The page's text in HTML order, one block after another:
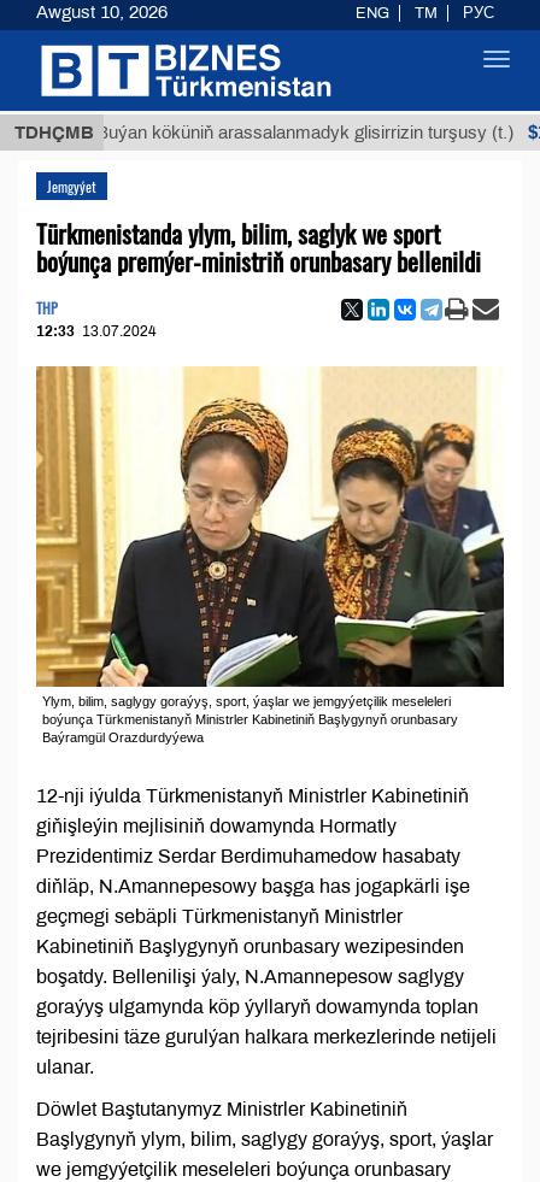
TDHÇMB
Buýan köküniň arassalanmadyk glisirrizin turşusy (t.)
Jemgyýet
Türkmenistanda ylym, bilim, saglyk we sport
boýunça premýer-ministriň orunbasary bellenildi
THP
12:33 13.07.2024
Ylym, bilim, saglygy goraýyş, sport, ýaşlar we jemgyýetçilik meseleleri
boýunça Türkmenistanyň Ministrler Kabinetiniň Başlygynyň orunbasary
Baýramgül Orazdurdyýewa
12-nji iýulda Türkmenistanyň Ministrler Kabinetiniň
giňişleýin mejlisiniň dowamynda Hormatly
Prezidentimiz Serdar Berdimuhamedow hasabaty
diňläp, N.Amannepesowy başga has jogapkärli işe
geçmegi sebäpli Türkmenistanyň Ministrler
Kabinetiniň Başlygynyň orunbasary wezipesinden
boşatdy. Bellenilişi ýaly, N.Amannepesow saglygy
goraýyş ulgamynda köp ýyllaryň dowamynda toplan
tejribesini täze gurulýan halkara merkezlerinde netijeli
ulanar.
Döwlet Baştutanymyz Ministrler Kabinetiniň
Başlygynyň ylym, bilim, saglygy goraýyş, sport, ýaşlar
we jemgyýetçilik meseleleri boýunça orunbasary
Awgust 10, 2026 ENG TM РУС